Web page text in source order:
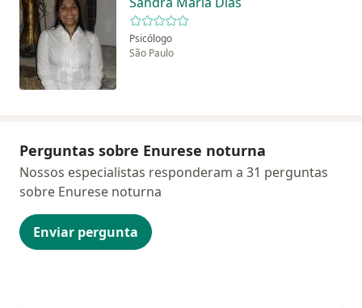
Psicólogo
São Paulo
Perguntas sobre Enurese noturna
Enviar pergunta
Nossos especialistas responderam a 31 perguntas
sobre Enurese noturna